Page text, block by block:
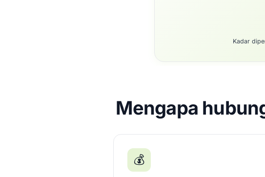
Kadar
Mengapa
💰